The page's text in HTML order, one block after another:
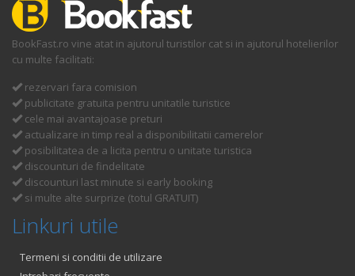
BookFast.ro vine atat in ajutorul turistilor cat si in ajutorul hotelierilor
cu multe facilitati:
rezervari fara comision
publicitate gratuita pentru unitatile turistice
cele mai avantajoase preturi
actualizare in timp real a disponibilitatii camerelor
posibilitatea de a licita pentru o unitate turistica
discounturi de findelitate
discounturi last minute si early booking
si multe alte surprize (totul GRATUIT)
Linkuri utile
Termeni si conditii de utilizare